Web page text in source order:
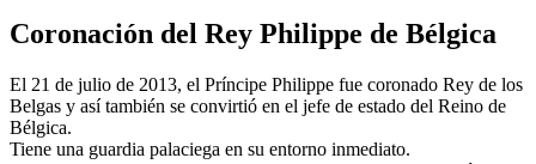
Coronación del Rey Philippe de Bélgica
El 21 de julio de 2013, el Príncipe Philippe fue coronado Rey de los
Belgas y así también se convirtió en el jefe de estado del Reino de
Bélgica.
Tiene una guardia palaciega en su entorno inmediato.